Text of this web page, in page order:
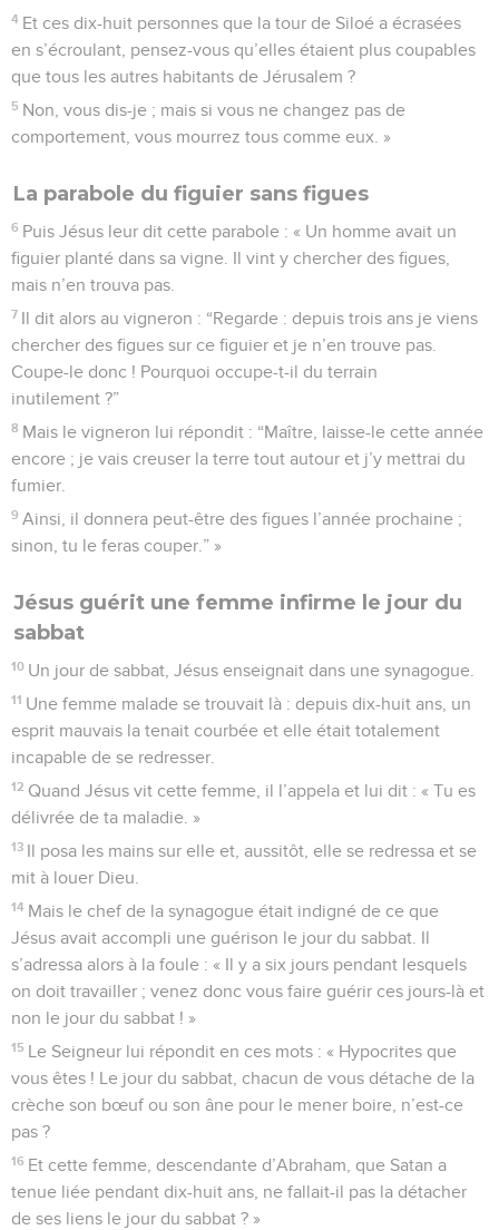
4 Et ces dix-huit personnes que la tour de Siloé a écrasées
en s’écroulant, pensez-vous qu’elles étaient plus coupables
que tous les autres habitants de Jérusalem ?
5 Non, vous dis-je ; mais si vous ne changez pas de
comportement, vous mourrez tous comme eux. »
La parabole du figuier sans figues
6 Puis Jésus leur dit cette parabole : « Un homme avait un
figuier planté dans sa vigne. Il vint y chercher des figues,
mais n’en trouva pas.
7 Il dit alors au vigneron : “Regarde : depuis trois ans je viens
chercher des figues sur ce figuier et je n’en trouve pas.
Coupe-le donc ! Pourquoi occupe-t-il du terrain
inutilement ?”
8 Mais le vigneron lui répondit : “Maître, laisse-le cette année
encore ; je vais creuser la terre tout autour et j’y mettrai du
fumier.
9 Ainsi, il donnera peut-être des figues l’année prochaine ;
sinon, tu le feras couper.” »
Jésus guérit une femme infirme le jour du
sabbat
10 Un jour de sabbat, Jésus enseignait dans une synagogue.
11 Une femme malade se trouvait là : depuis dix-huit ans, un
esprit mauvais la tenait courbée et elle était totalement
incapable de se redresser.
12 Quand Jésus vit cette femme, il l’appela et lui dit : « Tu es
délivrée de ta maladie. »
13 Il posa les mains sur elle et, aussitôt, elle se redressa et se
mit à louer Dieu.
14 Mais le chef de la synagogue était indigné de ce que
Jésus avait accompli une guérison le jour du sabbat. Il
s’adressa alors à la foule : « Il y a six jours pendant lesquels
on doit travailler ; venez donc vous faire guérir ces jours-là et
non le jour du sabbat ! »
15 Le Seigneur lui répondit en ces mots : « Hypocrites que
vous êtes ! Le jour du sabbat, chacun de vous détache de la
crèche son bœuf ou son âne pour le mener boire, n’est-ce
pas ?
16 Et cette femme, descendante d’Abraham, que Satan a
tenue liée pendant dix-huit ans, ne fallait-il pas la détacher
de ses liens le jour du sabbat ? »